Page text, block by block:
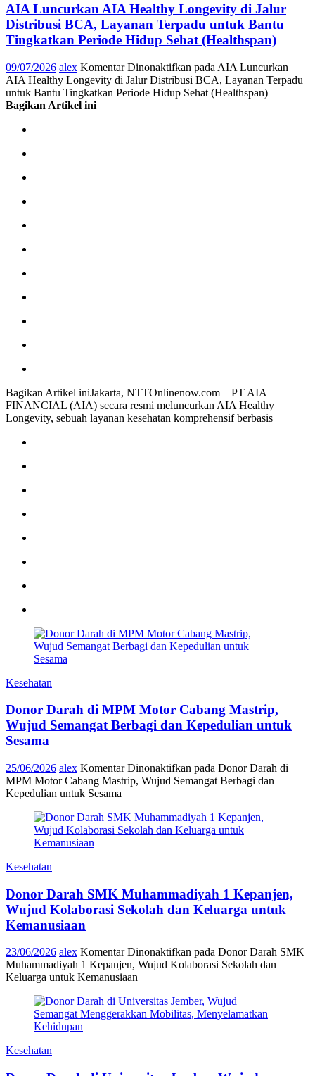
AIA Luncurkan AIA Healthy Longevity di Jalur
Distribusi BCA, Layanan Terpadu untuk Bantu
Tingkatkan Periode Hidup Sehat (Healthspan)
09/07/2026 alex Komentar Dinonaktifkan pada AIA Luncurkan
AIA Healthy Longevity di Jalur Distribusi BCA, Layanan Terpadu
untuk Bantu Tingkatkan Periode Hidup Sehat (Healthspan)
Bagikan Artikel ini
Bagikan Artikel iniJakarta, NTTOnlinenow.com – PT AIA
FINANCIAL (AIA) secara resmi meluncurkan AIA Healthy
Longevity, sebuah layanan kesehatan komprehensif berbasis
Kesehatan
Donor Darah di MPM Motor Cabang Mastrip,
Wujud Semangat Berbagi dan Kepedulian untuk
Sesama
25/06/2026 alex Komentar Dinonaktifkan pada Donor Darah di
MPM Motor Cabang Mastrip, Wujud Semangat Berbagi dan
Kepedulian untuk Sesama
Kesehatan
Donor Darah SMK Muhammadiyah 1 Kepanjen,
Wujud Kolaborasi Sekolah dan Keluarga untuk
Kemanusiaan
23/06/2026 alex Komentar Dinonaktifkan pada Donor Darah SMK
Muhammadiyah 1 Kepanjen, Wujud Kolaborasi Sekolah dan
Keluarga untuk Kemanusiaan
Kesehatan